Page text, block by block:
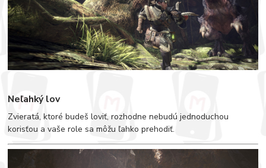
Neľahký lov
Zvieratá, ktoré budeš loviť, rozhodne nebudú jednoduchou
korisťou a vaše role sa môžu ľahko prehodiť.